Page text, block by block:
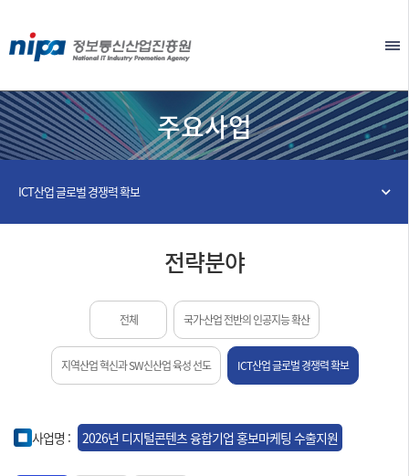
주요사업
ICT산업 글로벌 경쟁력 확보
전략분야
전체 국가·산업 전반의 인공지능 확산
지역산업 혁신과 SW신산업 육성 선도 ICT산업 글로벌 경쟁력 확보
사업명 : 2026년 디지털콘텐츠 융합기업 홍보마케팅 수출지원